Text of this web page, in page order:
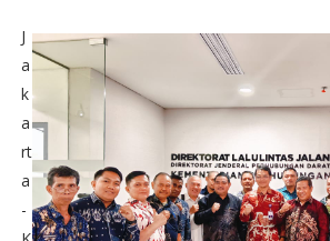
J
a
k
a
rt
a
-